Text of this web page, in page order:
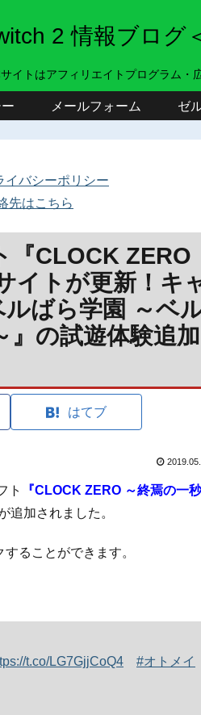
2 情報ブログ
イトはアフィリエイトプログラム・
メールフォーム ゼ
イバシーポリシー
先はこちら
『CLOCK ZERO
イトが更新！キ
ばら学園 ～ベ
の試遊体験追加
はてブ
ト
『CLOCK ZERO ～終焉の一
追加されました。
ることができます。
t.co/LG7GjjCoQ4
#オトメイ